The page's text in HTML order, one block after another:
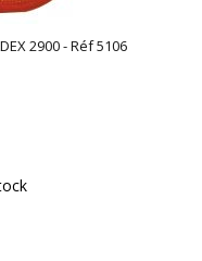
2900 - Réf 5106